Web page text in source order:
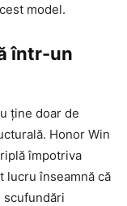
model.
într-un
ține doar de
Honor Win
împotriva
lucru înseamnă că
scufundări